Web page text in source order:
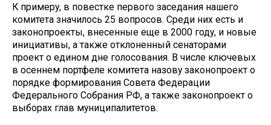
К примеру, в повестке первого заседания нашего
комитета значилось 25 вопросов. Среди них есть и
законопроекты, внесенные еще в 2000 году, и новые
инициативы, а также отклоненный сенаторами
проект о едином дне голосования. В числе ключевых
в осеннем портфеле комитета назову законопроект о
порядке формирования Совета Федерации
Федерального Собрания РФ, а также законопроект о
выборах глав муниципалитетов.